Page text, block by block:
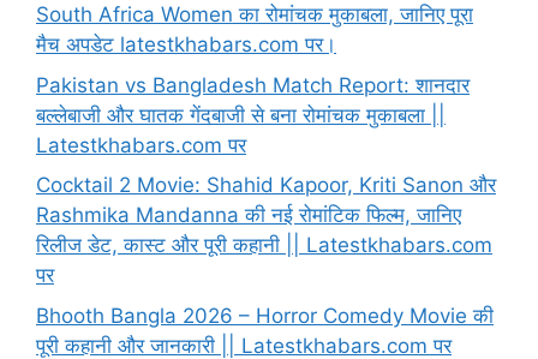
South Africa Women का रोमांचक मुकाबला, जानिए पूरा
मैच अपडेट latestkhabars.com पर।
Pakistan vs Bangladesh Match Report: शानदार
बल्लेबाजी और घातक गेंदबाजी से बना रोमांचक मुकाबला ||
Latestkhabars.com पर
Cocktail 2 Movie: Shahid Kapoor, Kriti Sanon और
Rashmika Mandanna की नई रोमांटिक फिल्म, जानिए
रिलीज डेट, कास्ट और पूरी कहानी || Latestkhabars.com
पर
Bhooth Bangla 2026 – Horror Comedy Movie की
पूरी कहानी और जानकारी || Latestkhabars.com पर